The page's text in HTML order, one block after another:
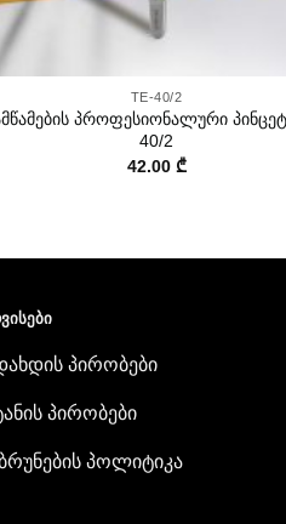
TE-40/2
პროფესიონალური
40/2
42.00 ₾
პირობები
პირობები
პოლიტიკა